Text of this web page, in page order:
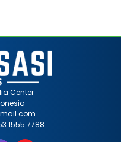
Center
1555 7788